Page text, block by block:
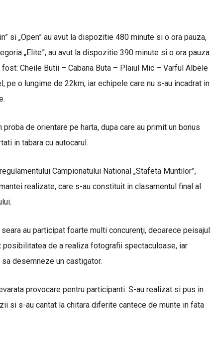
si „Open” au avut la dispozitie 480 minute si o ora pauza,
„Elite”, au avut la dispozitie 390 minute si o ora pauza.
Cheile Butii – Cabana Buta – Plaiul Mic – Varful Albele
pe o lungime de 22km, iar echipele care nu s-au incadrat in
de orientare pe harta, dupa care au primit un bonus
in tabara cu autocarul.
Campionatului National „Stafeta Muntilor”,
realizate, care s-au constituit in clasamentul final al
au participat foarte multi concurenţi, deoarece peisajul
de a realiza fotografii spectaculoase, iar
desemneze un castigator.
provocare pentru participanti. S-au realizat si pus in
si s-au cantat la chitara diferite cantece de munte in fata